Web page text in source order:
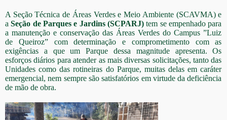
A Seção Técnica de Áreas Verdes e Meio Ambiente (SCAVMA) e
aSeção de Parques e Jardins (SCPARJ) tem se empenhado para
a manutenção e conservação das Áreas Verdes do Campus ”Luiz
de Queiroz” com determinação e comprometimento com as
exigências a que um Parque dessa magnitude apresenta. Os
esforços diários para atender as mais diversas solicitações, tanto das
Unidades como das rotineiras do Parque, muitas delas em caráter
emergencial, nem sempre são satisfatórios em virtude da deficiência
de mão de obra.